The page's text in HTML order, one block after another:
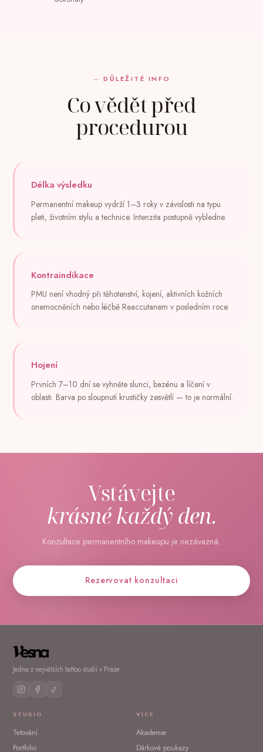
DŮLEŽITÉ INFO
Co vědět před
procedurou
Délka výsledku
Permanentní makeup vydrží 1–3 roky v závislosti na typu
pleti, životním stylu a technice. Intenzita postupně vybledne.
Kontraindikace
PMU není vhodný při těhotenství, kojení, aktivních kožních
onemocněních nebo léčbě Reaccutanem v posledním roce.
Hojení
Prvních 7–10 dní se vyhněte slunci, bazénu a líčení v
oblasti. Barva po sloupnutí krustičky zesvětlí — to je normální.
Vstávejte
krásné každý den.
Konzultace permanentního makeupu je nezávazná.
Rezervovat konzultaci
Jedna z největších tattoo studií v Praze
STUDIO
Tetování
Portfolio
VÍCE
Akademie
Dárkové poukazy